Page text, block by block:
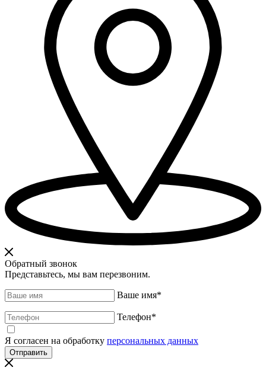
Обратный звонок
Представьтесь, мы вам перезвоним.
Ваше имя*
Телефон*
Я согласен на обработку персональных данных